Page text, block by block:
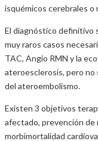
isquémicos cerebrales
El diagnóstico definitivo
muy raros casos
TAC, Angio RMN y la
ateroesclerosis, pero no
del ateroembolismo.
Existen 3 objetivos
afectado, prevención de
morbimortalidad